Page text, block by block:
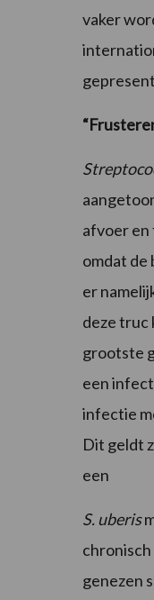
vaker
afvoer
omdat de
er
deze truc
grootste
een
infectie
Dit geldt
een
S. uberis
genezen